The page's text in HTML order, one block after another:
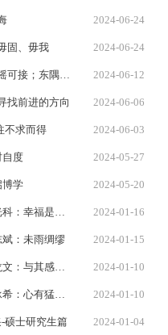
2024-06-24
固、毋我 2024-06-24
2024-06-12
找前进的方向 2024-06-06
不求而得 2024-06-03
自度 2024-05-27
博学 2024-05-20
2024-01-16
：未雨绸缪 2024-01-15
2024-01-10
2024-01-10
硕士研究生篇 2024-01-04